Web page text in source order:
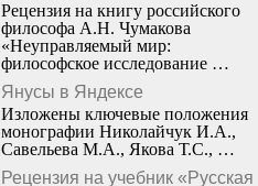
Рецензия на книгу российского
философа А.Н. Чумакова
«Неуправляемый мир:
философское исследование …
Янусы в Яндексе
Изложены ключевые положения
монографии Николайчук И.А.,
Савельева М.А., Якова Т.С., …
Рецензия на учебник «Русская